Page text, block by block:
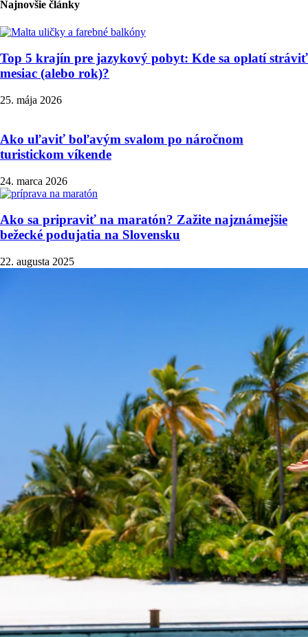
Najnovšie články
Top 5 krajín pre jazykový pobyt: Kde sa oplatí stráviť
mesiac (alebo rok)?
25. mája 2026
Ako uľaviť boľavým svalom po náročnom
turistickom víkende
24. marca 2026
Ako sa pripraviť na maratón? Zažite najznámejšie
bežecké podujatia na Slovensku
22. augusta 2025